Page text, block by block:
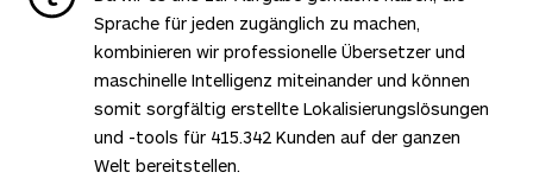
Sprache für jeden zugänglich zu machen,
kombinieren wir professionelle Übersetzer und
maschinelle Intelligenz miteinander und können
somit sorgfältig erstellte Lokalisierungslösungen
und -tools für 415.342 Kunden auf der ganzen
Welt bereitstellen.